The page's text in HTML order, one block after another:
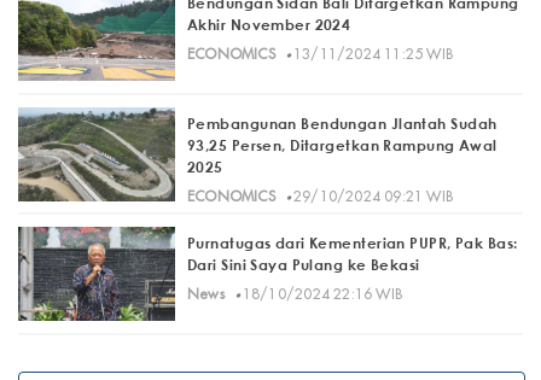
Akhir November 2024
ECONOMICS· 13/11/2024 11:25 WIB
Pembangunan Bendungan Jlantah Sudah
93,25 Persen, Ditargetkan Rampung Awal
2025
ECONOMICS· 29/10/2024 09:21 WIB
Purnatugas dari Kementerian PUPR, Pak Bas:
Dari Sini Saya Pulang ke Bekasi
News· 18/10/2024 22:16 WIB